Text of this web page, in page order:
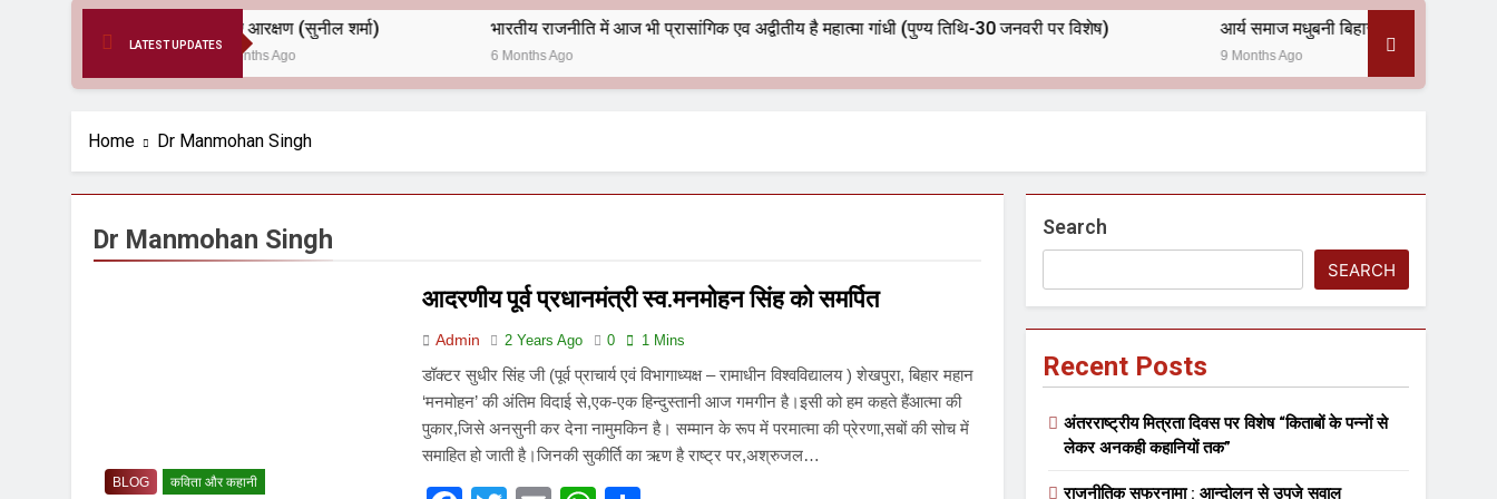
LATEST UPDATES
दर्द ए आरक्षण (सुनील शर्मा) भारतीय राजनीति में आज भी प्रासांगिक एव अद्वीतीय है महात्मा गांधी (पुण्य तिथि-30 जनवरी पर विशेष) आर्य समाज मधुबनी बिहार का शताब्दी समारोह
Home Dr Manmohan Singh
Dr Manmohan Singh
BLOG कविता और कहानी
आदरणीय पूर्व प्रधानमंत्री स्व.मनमोहन सिंह को समर्पित
Admin 2 Years Ago 0 1 Mins
डॉक्टर सुधीर सिंह जी (पूर्व प्राचार्य एवं विभागाध्यक्ष – रामाधीन विश्वविद्यालय ) शेखपुरा, बिहार महान
‘मनमोहन’ की अंतिम विदाई से,एक-एक हिन्दुस्तानी आज गमगीन है।इसी को हम कहते हैंआत्मा की
पुकार,जिसे अनसुनी कर देना नामुमकिन है। सम्मान के रूप में परमात्मा की प्रेरणा,सबों की सोच में
समाहित हो जाती है।जिनकी सुकीर्ति का ऋण है राष्ट्र पर,अश्रुजल…
Search
SEARCH
Recent Posts
अंतरराष्ट्रीय मित्रता दिवस पर विशेष “किताबों के पन्नों से
लेकर अनकही कहानियों तक”
राजनीतिक सफरनामा : आन्दोलन से उपजे सवाल